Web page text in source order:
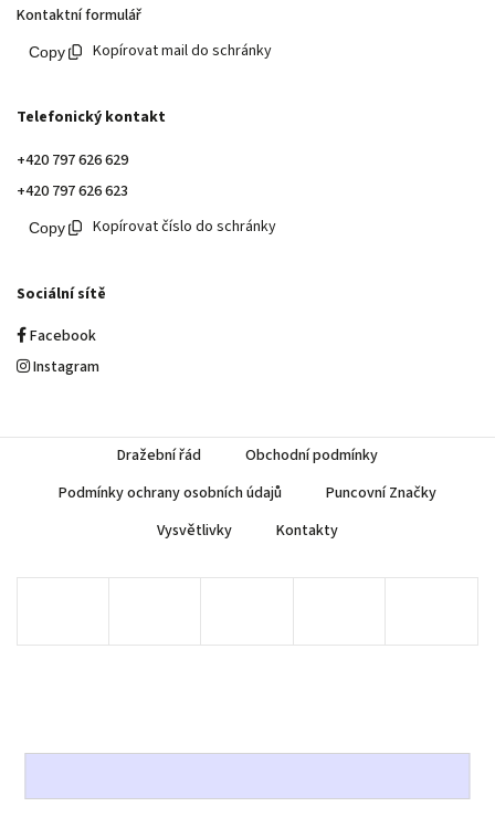
Kontaktní formulář
Kopírovat mail do schránky
Telefonický kontakt
+420 797 626 629
+420 797 626 623
Kopírovat číslo do schránky
Sociální sítě
Facebook
Instagram
Dražební řád
Obchodní podmínky
Podmínky ochrany osobních údajů
Puncovní Značky
Vysvětlivky
Kontakty